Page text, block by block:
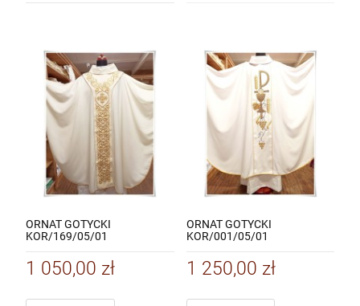
ORNAT GOTYCKI
KOR/169/05/01
1 050,00 zł
ORNAT GOTYCKI
KOR/001/05/01
1 250,00 zł